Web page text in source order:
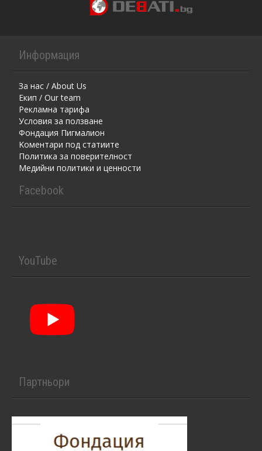
Информация
За нас / About Us
Екип / Our team
Рекламна тарифа
Условия за ползване
Фондация Пигмалион
Kоментaри под статиите
Политика за поверителност
Медийни политики и ценности
Facebook
YouTube
Партньори